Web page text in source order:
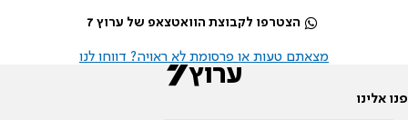
הצטרפו לקבוצת הוואטצאפ של ערוץ 7
מצאתם טעות או פרסומת לא ראויה? דווחו לנו
פנו אלינו